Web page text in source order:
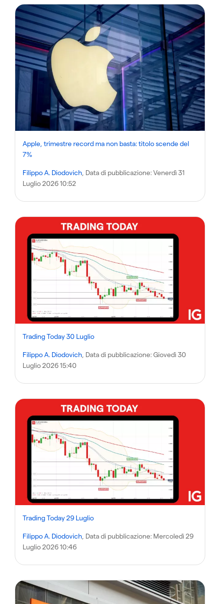
Apple, trimestre record ma non basta: titolo scende del
7%
Filippo A. Diodovich , Data di pubblicazione:Venerdì 31
Luglio 2026 10:52
Trading Today 30 Luglio
Filippo A. Diodovich , Data di pubblicazione:Giovedì 30
Luglio 2026 15:40
Trading Today 29 Luglio
Filippo A. Diodovich, Data di pubblicazione: Mercoledì 29
Luglio 2026 10:46